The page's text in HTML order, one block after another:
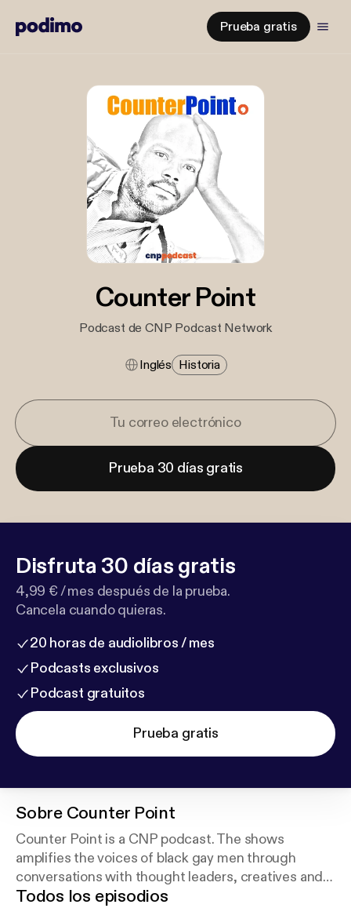
Prueba gratis
Counter Point
Podcast de CNP Podcast Network
Inglés Historia
Prueba 30 días gratis
Disfruta 30 días gratis
4,99 € / mes después de la prueba.
Cancela cuando quieras.
20 horas de audiolibros / mes
Podcasts exclusivos
Podcast gratuitos
Prueba gratis
Sobre Counter Point
Counter Point is a CNP podcast. The shows
amplifies the voices of black gay men through
conversations with thought leaders, creatives and
activists. Follow us on Social Media @cnptribe
Todos los episodios